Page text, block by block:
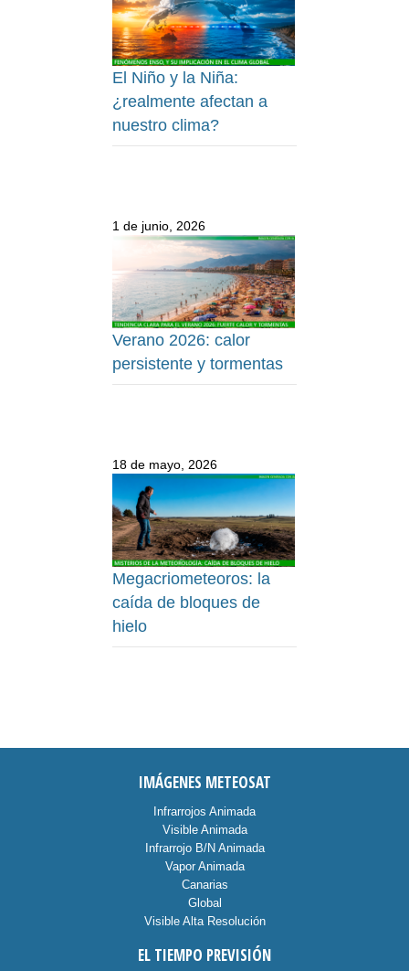
El Niño y la Niña:
¿realmente afectan a
nuestro clima?
1 de junio, 2026
Verano 2026: calor
persistente y tormentas
18 de mayo, 2026
Megacriometeoros: la
caída de bloques de
hielo
IMÁGENES METEOSAT
Infrarrojos Animada
Visible Animada
Infrarrojo B/N Animada
Vapor Animada
Canarias
Global
Visible Alta Resolución
EL TIEMPO PREVISIÓN